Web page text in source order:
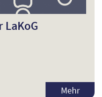
Mehr